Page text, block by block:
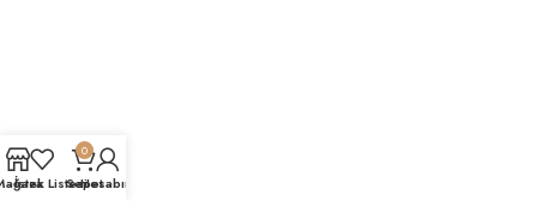
İstek Listesi
0
Sepet
Hesabım